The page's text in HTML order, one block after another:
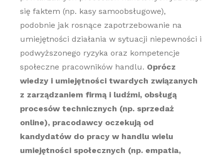
się faktem (np. kasy samoobsługowe),
podobnie jak rosnące zapotrzebowanie na
umiejętności działania w sytuacji niepewności i
podwyższonego ryzyka oraz kompetencje
społeczne pracowników handlu. Oprócz
wiedzy i umiejętności twardych związanych
z zarządzaniem firmą i ludźmi, obsługą
procesów technicznych (np. sprzedaż
online), pracodawcy oczekują od
kandydatów do pracy w handlu wielu
umiejętności społecznych (np. empatia,